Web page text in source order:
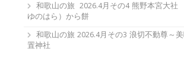
和歌山の旅 2026.4月その4 熊野本宮大
ゆのはら）から餅
和歌山の旅 2026.4月その3 浪切不動尊～
置神社